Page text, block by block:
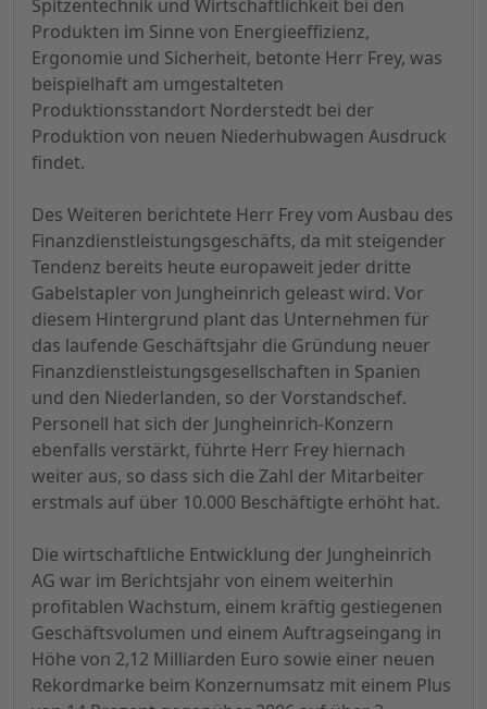
Spitzentechnik und Wirtschaftlichkeit bei den
Produkten im Sinne von Energieeffizienz,
Ergonomie und Sicherheit, betonte Herr Frey, was
beispielhaft am umgestalteten
Produktionsstandort Norderstedt bei der
Produktion von neuen Niederhubwagen Ausdruck
findet.
Des Weiteren berichtete Herr Frey vom Ausbau des
Finanzdienstleistungsgeschäfts, da mit steigender
Tendenz bereits heute europaweit jeder dritte
Gabelstapler von Jungheinrich geleast wird. Vor
diesem Hintergrund plant das Unternehmen für
das laufende Geschäftsjahr die Gründung neuer
Finanzdienstleistungsgesellschaften in Spanien
und den Niederlanden, so der Vorstandschef.
Personell hat sich der Jungheinrich-Konzern
ebenfalls verstärkt, führte Herr Frey hiernach
weiter aus, so dass sich die Zahl der Mitarbeiter
erstmals auf über 10.000 Beschäftigte erhöht hat.
Die wirtschaftliche Entwicklung der Jungheinrich
AG war im Berichtsjahr von einem weiterhin
profitablen Wachstum, einem kräftig gestiegenen
Geschäftsvolumen und einem Auftragseingang in
Höhe von 2,12 Milliarden Euro sowie einer neuen
Rekordmarke beim Konzernumsatz mit einem Plus